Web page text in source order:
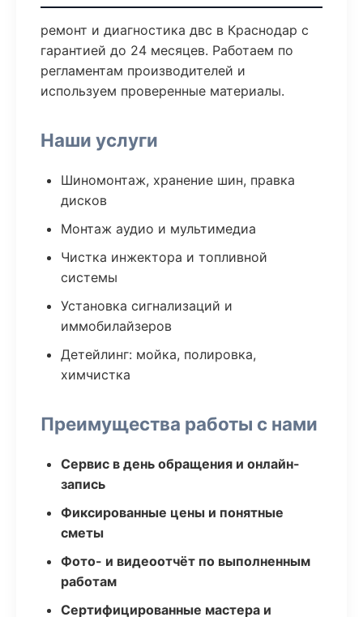
ремонт и диагностика двс в Краснодар с
гарантией до 24 месяцев. Работаем по
регламентам производителей и
используем проверенные материалы.
Наши услуги
Шиномонтаж, хранение шин, правка
дисков
Монтаж аудио и мультимедиа
Чистка инжектора и топливной
системы
Установка сигнализаций и
иммобилайзеров
Детейлинг: мойка, полировка,
химчистка
Преимущества работы с нами
Сервис в день обращения и онлайн-
запись
Фиксированные цены и понятные
сметы
Фото- и видеоотчёт по выполненным
работам
Сертифицированные мастера и